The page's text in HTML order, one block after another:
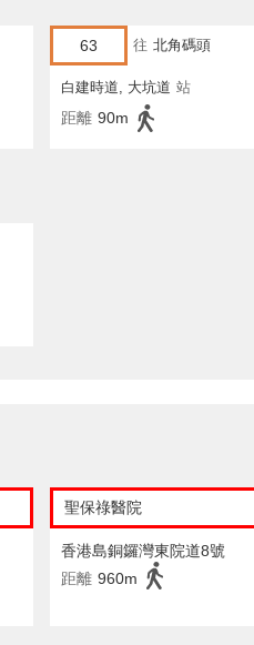
63 往 北角碼頭
白建時道, 大坑道 站
距離 90m
聖保祿醫院
香港島銅鑼灣東院道8號
距離 960m